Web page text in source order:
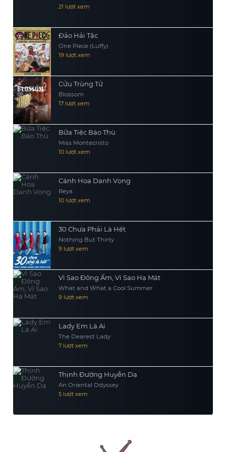
21 lượt xem
Đảo Hải Tặc
One Piece (Luffy)
19 lượt xem
Cửu Trùng Tử
Blossom
17 lượt xem
Bữa Tiệc Báo Thù
Miss Montecristo
10 lượt xem
Cánh Hoa Danh Vọng
Reya
10 lượt xem
30 Chưa Phải Là Hết
Nothing But Thirty
9 lượt xem
Vì Sao Đông Ấm, Vì Sao Hạ Mát
What and What a Cool Summer
9 lượt xem
Lady Em Là Ai
The Dearest Lady
7 lượt xem
Thịnh Đường Huyễn Dạ
An Oriental Odyssey
5 lượt xem